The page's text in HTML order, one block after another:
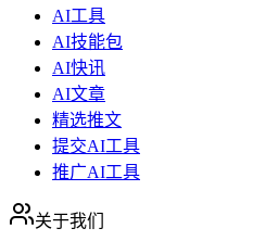
AI工具
AI技能包
AI快讯
AI文章
精选推文
提交AI工具
推广AI工具
关于我们